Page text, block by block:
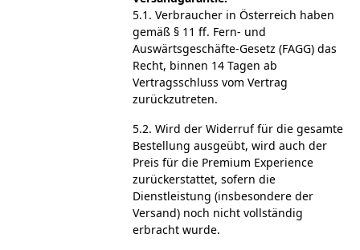
5.1. Verbraucher in Österreich haben
gemäß § 11 ff. Fern- und
Auswärtsgeschäfte-Gesetz (FAGG) das
Recht, binnen 14 Tagen ab
Vertragsschluss vom Vertrag
zurückzutreten.
5.2. Wird der Widerruf für die gesamte
Bestellung ausgeübt, wird auch der
Preis für die Premium Experience
zurückerstattet, sofern die
Dienstleistung (insbesondere der
Versand) noch nicht vollständig
erbracht wurde.